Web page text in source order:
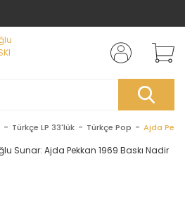
Türkçe LP 33'lük Türkçe Pop Ajda